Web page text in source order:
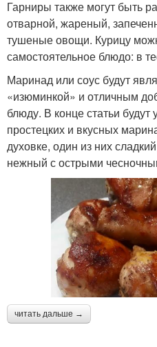
Гарниры также могут быть
отварной, жареный,
тушеные овощи. Курицу
самостоятельное блюдо: в
Маринад или соус будут
«изюминкой» и отличным
блюду. В конце статьи
простецких и вкусных
духовке, один из них
нежный с острыми
читать дальше →